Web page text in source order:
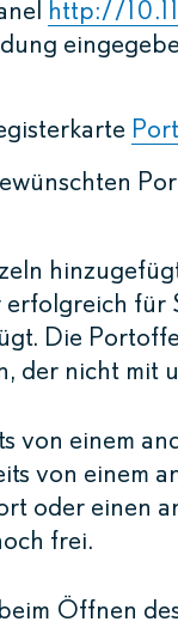
http://
erfolgreich für
Die
der nicht mit
von einem
von einem
oder einen
frei.
Öffnen